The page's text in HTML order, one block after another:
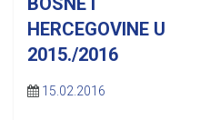
HERCEGOVINE U
2015./2016
15.02.2016